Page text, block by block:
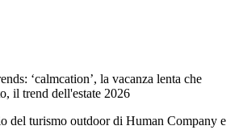
‘calmcation’, la vacanza lenta che
il trend dell'estate 2026
del turismo outdoor di Human Company e